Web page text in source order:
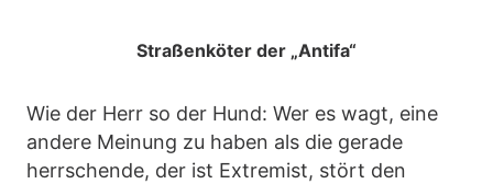
Straßenköter der „Antifa“
Wie der Herr so der Hund: Wer es wagt, eine
andere Meinung zu haben als die gerade
herrschende, der ist Extremist, stört den